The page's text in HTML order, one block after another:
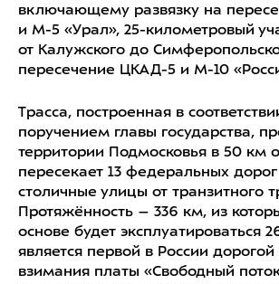
включающему развязку на
и М-5 «Урал», 25-километровый
от Калужского до
пересечение ЦКАД-5 и М-10
Трасса, построенная в
поручением главы государства,
территории Подмосковья в 50 км
пересекает 13 федеральных
столичные улицы от транзитного
Протяжённость – 336 км, из
основе будет эксплуатироваться
является первой в России дорогой
взимания платы «Свободный